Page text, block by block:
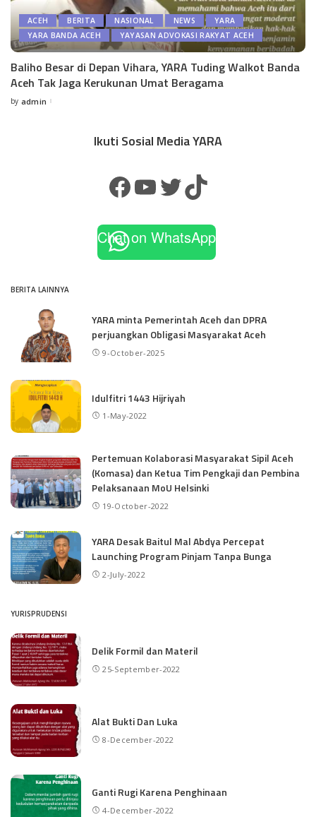
ACEH BERITA NASIONAL NEWS
YARA
YARA BANDA ACEH
YAYASAN ADVOKASI RAKYAT ACEH
Baliho Besar di Depan Vihara, YARA Tuding Walkot Banda
Aceh Tak Jaga Kerukunan Umat Beragama
by admin
Ikuti Sosial Media YARA
Chat on WhatsApp
BERITA LAINNYA
YARA minta Pemerintah Aceh dan DPRA
perjuangkan Obligasi Masyarakat Aceh
9-October-2025
Idulfitri 1443 Hijriyah
1-May-2022
Pertemuan Kolaborasi Masyarakat Sipil Aceh
(Komasa) dan Ketua Tim Pengkaji dan Pembina
Pelaksanaan MoU Helsinki
19-October-2022
YARA Desak Baitul Mal Abdya Percepat
Launching Program Pinjam Tanpa Bunga
2-July-2022
YURISPRUDENSI
Delik Formil dan Materil
25-September-2022
Alat Bukti Dan Luka
8-December-2022
Ganti Rugi Karena Penghinaan
4-December-2022